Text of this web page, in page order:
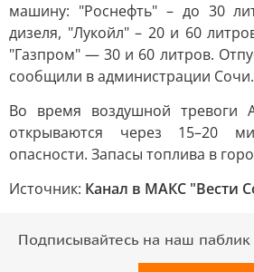
машину: "Роснефть" – до 30
дизеля, "Лукойл" – 20 и 60
"Газпром" — 30 и 60 литров.
сообщили в администрации Сочи.
Во время воздушной тревоги
открываются через 15–20
опасности. Запасы топлива в
Источник: Канал в МАКС "Вести
Подписывайтесь на наш